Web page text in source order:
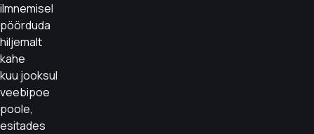
ilmnemisel
pöörduda
hiljemalt
kahe
kuu jooksul
veebipoe
poole,
esitades